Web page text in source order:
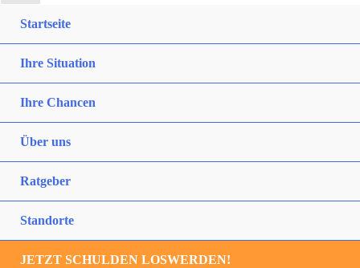
Startseite
Ihre Situation
Ihre Chancen
Über uns
Ratgeber
Standorte
JETZT SCHULDEN LOSWERDEN!